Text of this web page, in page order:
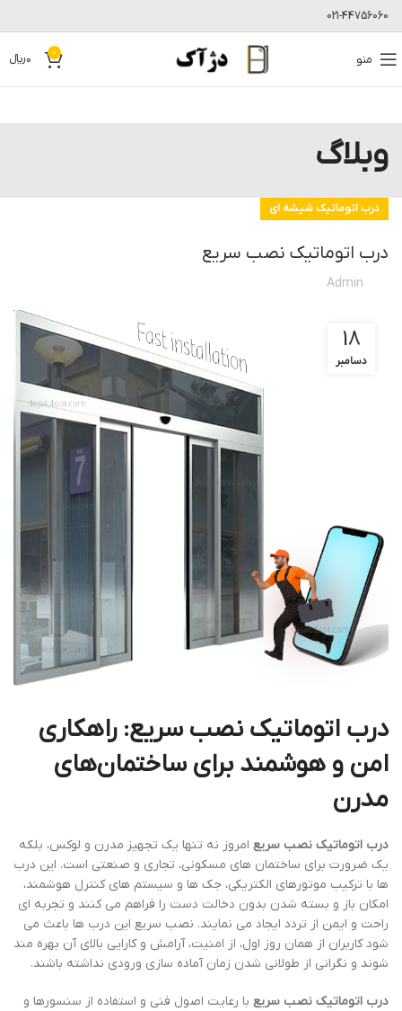
021-44756060
منو 0
0﷼
وبلاگ
درب اتوماتیک شیشه ای
درب اتوماتیک نصب سریع
Admin
18
دسامبر
درب اتوماتیک نصب سریع: راهکاری
امن و هوشمند برای ساختمان‌های
مدرن
درب اتوماتیک نصب سریع امروز نه تنها یک تجهیز مدرن و لوکس، بلکه
یک ضرورت برای ساختمان های مسکونی، تجاری و صنعتی است. این درب
ها با ترکیب موتورهای الکتریکی، جک ها و سیستم های کنترل هوشمند،
امکان باز و بسته شدن بدون دخالت دست را فراهم می کنند و تجربه ای
راحت و ایمن از تردد ایجاد می نمایند. نصب سریع این درب ها باعث می
شود کاربران از همان روز اول، از امنیت، آرامش و کارایی بالای آن بهره مند
شوند و نگرانی از طولانی شدن زمان آماده سازی ورودی نداشته باشند.
درب اتوماتیک نصب سریع با رعایت اصول فنی و استفاده از سنسورها و